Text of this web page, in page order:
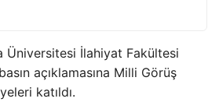
Üniversitesi İlahiyat Fakültesi
açıklamasına Milli Görüş
katıldı.